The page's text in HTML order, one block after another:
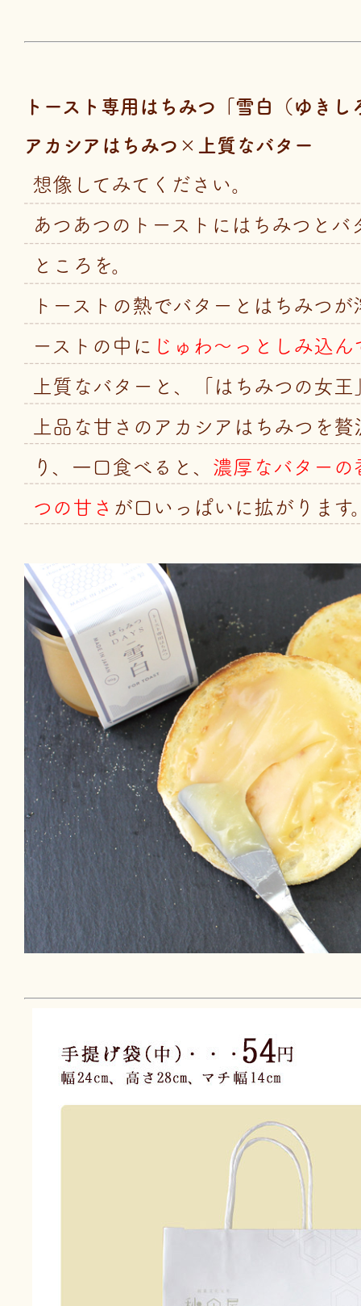
トースト専用はちみつ「雪白（ゆきし
アカシアはちみつ×上質なバター
想像してみてください。
あつあつのトーストにはちみつとバ
ところを。
トーストの熱でバターとはちみつ
ーストの中に じゅわ～っとしみ込ん
上質なバターと、「はちみつの女
上品な甘さのアカシアはちみつを
り、一口食べると、 濃厚なバターの
つの甘さ が口いっぱいに拡がります